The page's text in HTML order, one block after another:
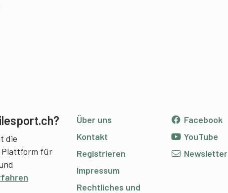
die
Plattform für
Über uns
Kontakt
Registrieren
Impressum
Rechtliches und
Facebook
YouTube
Newsletter